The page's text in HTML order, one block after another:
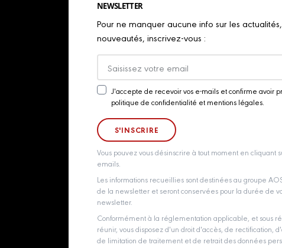
NEWSLETTER
Pour ne manquer aucune info sur les
nouveautés, inscrivez-vous :
Newsletter
J'accepte de recevoir vos e-mails et confirme avoir
politique de confidentialité et mentions légales.
Vous pouvez vous désinscrire à tout moment en cliquant
emails.
Les informations recueillies sont destinées au groupe
de la newsletter et seront conservées pour la durée de
newsletter.
Conformément à la réglementation applicable, et sous
réunir, vous disposez d'un droit d'accès, de rectification,
de limitation de traitement et de retrait des données